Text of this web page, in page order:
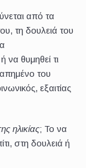
από τα
τη δουλειά του
θυμηθεί τι
του
εξαιτίας
ηλικίας; Το να
στη δουλειά ή